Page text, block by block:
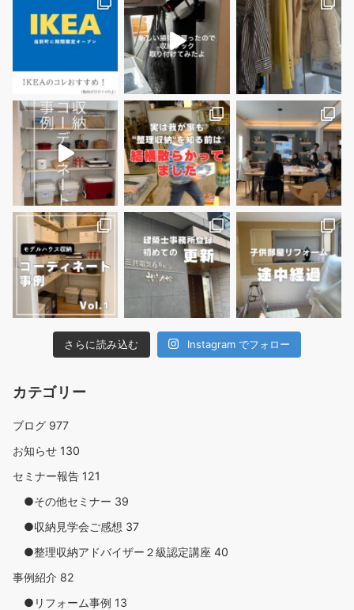
さらに読み込む Instagram でフォロー
カテゴリー
ブログ 977
お知らせ 130
セミナー報告 121
●その他セミナー 39
●収納見学会ご感想 37
●整理収納アドバイザー２級認定講座 40
事例紹介 82
●リフォーム事例 13